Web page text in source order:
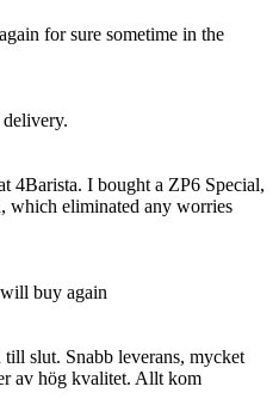
for sure sometime in the
4Barista. I bought a ZP6 Special,
which eliminated any worries
buy again
slut. Snabb leverans, mycket
av hög kvalitet. Allt kom